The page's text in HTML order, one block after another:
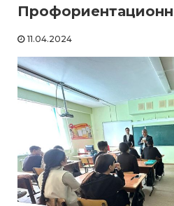
11.04.2024